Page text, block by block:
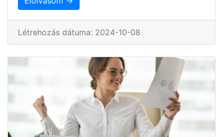
Létrehozás dátuma: 2024-10-08